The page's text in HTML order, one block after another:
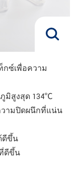
กซ์เพื่อความ
มิสูงสุด 134℃
ามปิดผนึกที่แน่น
ดีขึ้น
ดีขึ้น